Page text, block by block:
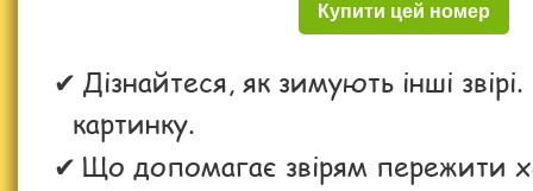
Купити цей номер
Дізнайтеся, як зимують інші
картинку.
Що допомагає звірям пережити